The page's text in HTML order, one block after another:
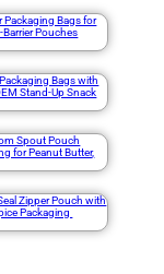
Packaging Bags for
Pouches
Bags with
Stand-Up Snack
Spout Pouch
for Peanut Butter,
Zipper Pouch with
Packaging